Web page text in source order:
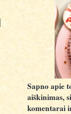
Sapno apie
aiškinimas,
komentarai